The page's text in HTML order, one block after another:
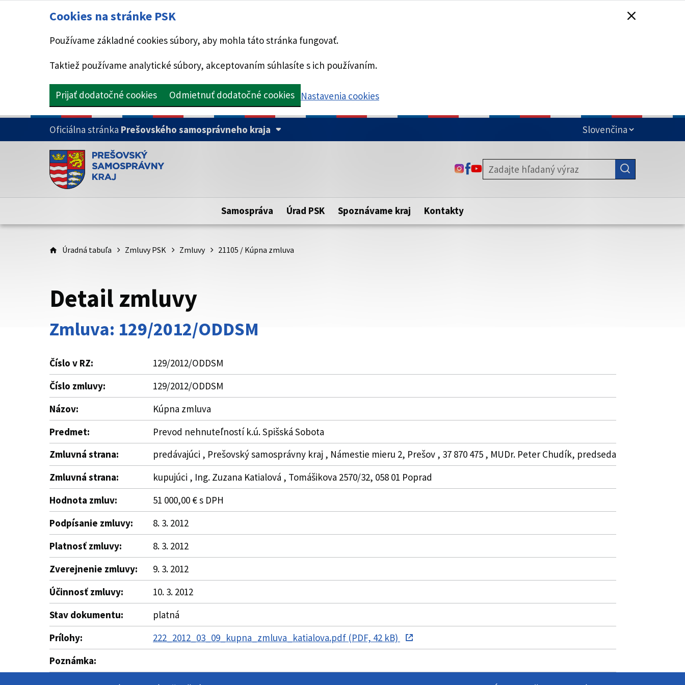
Cookies na stránke PSK
Používame základné cookies súbory, aby mohla táto stránka fungovať.
Taktiež používame analytické súbory, akceptovaním súhlasíte s ich používaním.
Prijať dodatočné cookies Odmietnuť dodatočné cookies Nastavenia cookies
PRESKOČIŤ NA HLAVNÝ OBSAH
Oficiálna stránka Prešovského samosprávneho kraja
Doména psk.sk je oficiálna
Toto je oficiálna webová stránka Prešovského samosprávneho kraja.
Táto stránka je zabezpečená
zabezpečenú webovú stránku. Zabezpečená stránka vždy začína
https:// pred názvom domény webového sídla.
ODKAZ SA OTVORÍ NA NOVEJ KARTE
ODKAZ SA OTVORÍ NA NOVEJ KARTE
ODKAZ SA OTVORÍ NA NOVEJ KARTE
Samospráva Úrad PSK Spoznávame kraj Kontakty
Úradná tabuľa Zmluvy PSK Zmluvy 21105 / Kúpna zmluva
Detail zmluvy
Zmluva: 129/2012/ODDSM
Číslo v RZ:
129/2012/ODDSM
Číslo zmluvy:
129/2012/ODDSM
Názov:
Kúpna zmluva
Predmet:
Prevod nehnuteľností k.ú. Spišská Sobota
Zmluvná strana:
predávajúci , Prešovský samosprávny kraj , Námestie mieru 2, Prešov , 37 870 475 , MUDr. Peter Chudík, predseda
Zmluvná strana:
kupujúci , Ing. Zuzana Katialová , Tomášikova 2570/32, 058 01 Poprad
Hodnota zmluv:
51 000,00 € s DPH
Podpísanie zmluvy:
8. 3. 2012
Platnosť zmluvy:
8. 3. 2012
Zverejnenie zmluvy:
9. 3. 2012
Účinnosť zmluvy:
10. 3. 2012
Stav dokumentu:
platná
Prílohy:
222_2012_03_09_kupna_zmluva_katialova.pdf (PDF, 42 kB)
Poznámka: